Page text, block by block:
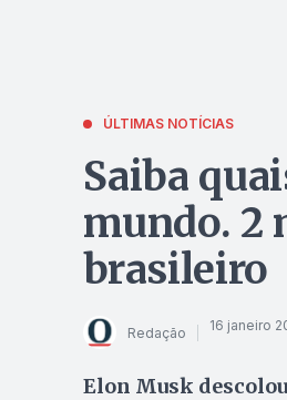
ÚLTIMAS NOTÍCIAS
Saiba
mundo. 2
brasileiro
Redação 16 janeiro
Elon Musk